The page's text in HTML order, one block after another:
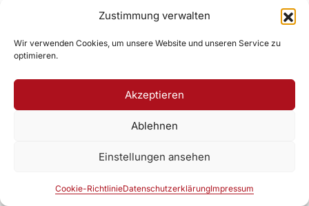
Zustimmung verwalten
Wir verwenden Cookies, um unsere Website und unseren Service zu
optimieren.
Akzeptieren
Ablehnen
Einstellungen ansehen
Cookie-RichtlinieDatenschutzerklärungImpressum
Unser YouTube-Kanal
Zur DAV Webseite